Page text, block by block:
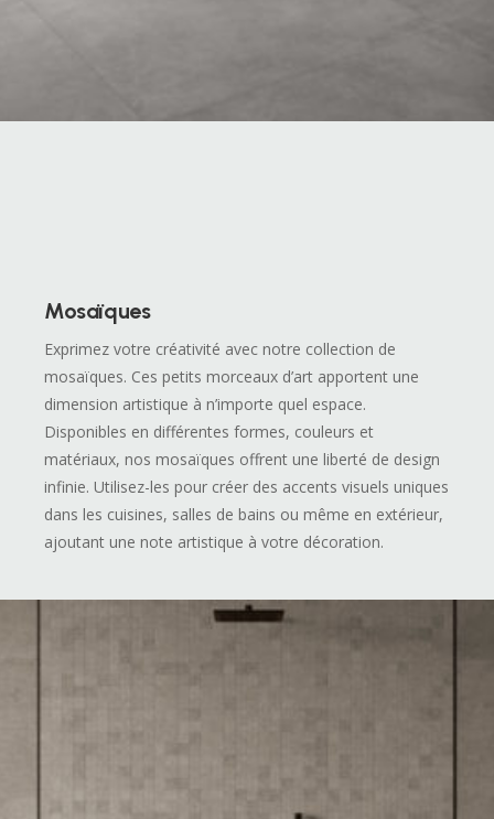
Mosaïques
Exprimez votre créativité avec notre collection de
mosaïques. Ces petits morceaux d’art apportent une
dimension artistique à n’importe quel espace.
Disponibles en différentes formes, couleurs et
matériaux, nos mosaïques offrent une liberté de design
infinie. Utilisez-les pour créer des accents visuels uniques
dans les cuisines, salles de bains ou même en extérieur,
ajoutant une note artistique à votre décoration.